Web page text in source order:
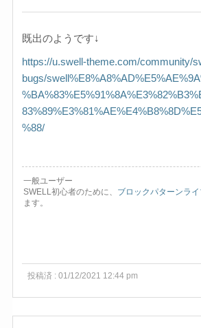
既出のようです↓
https://u.swell-theme.com/community/
bugs/
%88/
一般ユーザー
SWELL初心者のために、 ブロックパターンラ
ます。
投稿済 : 01/12/2021 12:44 pm